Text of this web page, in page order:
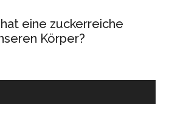
eine zuckerreiche
Körper?